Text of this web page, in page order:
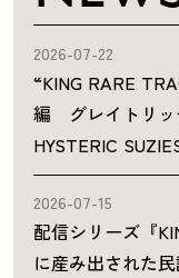
2026-07-22
“KING RARE
編 グレイトリッ
HYSTERIC
2026-07-15
配信シリーズ『
に産み出された